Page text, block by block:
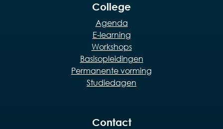
College
Agenda
E-learning
Workshops
Basisopleidingen
Permanente vorming
Studiedagen
Contact